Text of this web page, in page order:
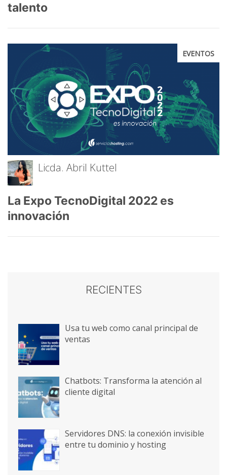
talento
EVENTOS
Licda. Abril Kuttel
La Expo TecnoDigital 2022 es
innovación
RECIENTES
Usa tu web como canal principal de
ventas
Chatbots: Transforma la atención al
cliente digital
Servidores DNS: la conexión invisible
entre tu dominio y hosting